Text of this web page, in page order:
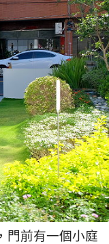
門前有一個小庭